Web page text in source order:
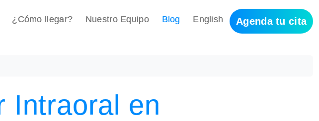
¿Cómo llegar? Nuestro Equipo Blog English Agenda tu cita
Intraoral en